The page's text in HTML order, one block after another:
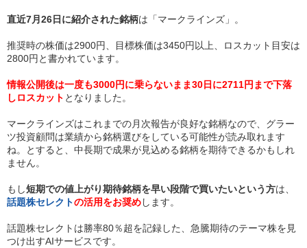
直近7月26日に紹介された銘柄は「マークラインズ」。
推奨時の株価は2900円、目標株価は3450円以上、ロスカット目安は
2800円と書かれています。
情報公開後は一度も3000円に乗らないまま30日に2711円まで下落
しロスカット となりました。
マークラインズはこれまでの月次報告が良好な銘柄なので、グラー
ツ投資顧問は業績から銘柄選びをしている可能性が読み取れます
ね。とすると、中長期で成果が見込める銘柄を期待できるかもしれ
ません。
もし短期での値上がり期待銘柄を早い段階で買いたいという方は、
話題株セレクトの活用をお奨めします。
話題株セレクトは勝率80％超を記録した、急騰期待のテーマ株を見
つけ出すAIサービスです。